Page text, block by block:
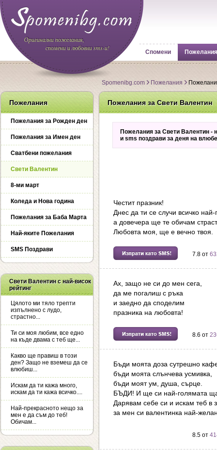
Оригинални пожелания,
спомени и любовни sms-и!
Спомени Пожелания
Spomenibg.com Пожелания
Пожелания
Пожелания за Рожден ден
Пожелания за Имен ден
Сватбени пожелания
Свети Валентин
8-ми март
Коледа и Нова година
Пожелания за Баба Марта
Най-яките Пожелания
SMS Поздрави
Свети Валентин с най-висок
рейтинг
Цялото ми тяло трепти
изпълнено с лудо,
страстно...
Ти си моя любим, все едно
на къде двама с теб ще...
Какво ще правиш в този
ден? Защо не вземеш да се
влюбиш...
Искам да ти кажа много,
искам да ти кажа всичко....
Най-прекрасното нещо за
мен е да съм до теб!
Обичам...
Пожелания за Свети Валентин
Пожелания за Свети Валентин -
и sms поздрави за деня на
Честит празник!
Днес да ти се случи всичко
а довечера ще те обичам
Любовта моя, ще е вечно твоя.
7.8 от
Ах, защо не си до мен сега,
да ме погалиш с ръка
и заедно да споделим
празника на любовта!
8.6 от
Бъди моята доза сутрешно
бъди моята слънчева усмивка,
бъди моят ум, душа, сърце.
БЪДИ! И ще си най-голямата
Дарявам себе си и искам теб в
за мен си валентинка най-
8.5 от